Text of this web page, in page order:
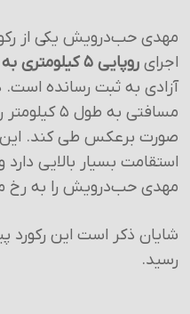
مهدی حب‌درویش یکی از
اجرایروپایی ۵ کیلومتری به صورت برعکس
آزادی به ثبت رسانده است.
مسافتی به
صورت برعکس طی کند. این
استقامت بسیار بالایی
مهدی حب‌درویش را به رخ
شایان ذکر است این رکورد
رسید.